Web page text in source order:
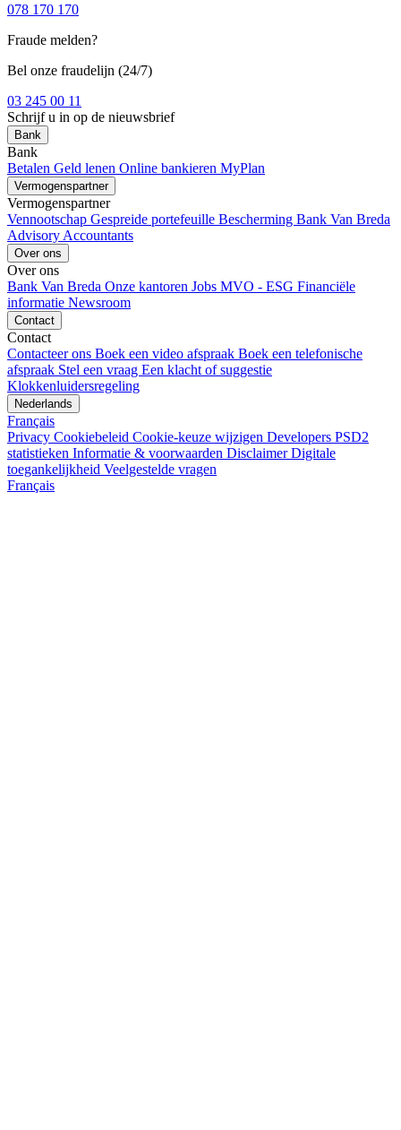
078 170 170
Fraude melden?
Bel onze fraudelijn (24/7)
03 245 00 11
Schrijf u in op de nieuwsbrief
Bank
Bank
Betalen Geld lenen Online bankieren MyPlan
Vermogenspartner
Vermogenspartner
Vennootschap Gespreide portefeuille Bescherming Bank Van Breda
Advisory Accountants
Over ons
Over ons
Bank Van Breda Onze kantoren Jobs MVO - ESG Financiële
informatie Newsroom
Contact
Contact
Contacteer ons Boek een video afspraak Boek een telefonische
afspraak Stel een vraag Een klacht of suggestie
Klokkenluidersregeling
Nederlands
Français
Privacy Cookiebeleid Cookie-keuze wijzigen Developers PSD2
statistieken Informatie & voorwaarden DisclaimerDigitale
toegankelijkheid Veelgestelde vragen
Français